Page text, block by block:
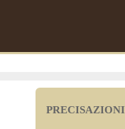
PRECISAZIONI